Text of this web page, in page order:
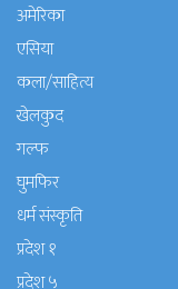
अमेरिका
एसिया
कला/साहित्य
खेलकुद
गल्फ
घुमफिर
धर्म संस्कृति
प्रदेश १